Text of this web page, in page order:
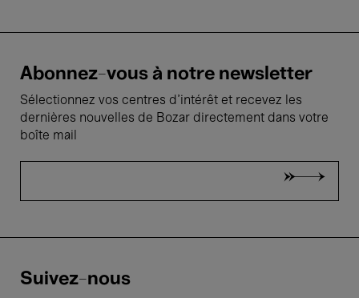
Abonnez-vous à notre newsletter
Sélectionnez vos centres d'intérêt et recevez les
dernières nouvelles de Bozar directement dans votre
boîte mail
Suivez-nous